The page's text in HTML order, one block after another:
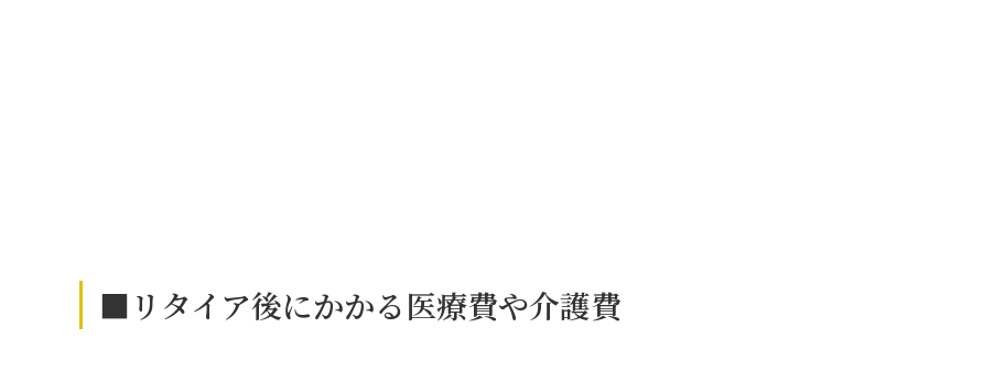
■リタイア後にかかる医療費や介護費